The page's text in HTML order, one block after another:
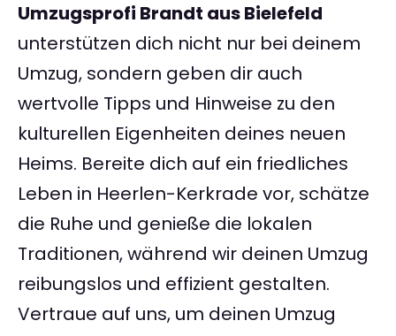
Umzugsprofi Brandt aus Bielefeld
unterstützen dich nicht nur bei deinem
Umzug, sondern geben dir auch
wertvolle Tipps und Hinweise zu den
kulturellen Eigenheiten deines neuen
Heims. Bereite dich auf ein friedliches
Leben in Heerlen-Kerkrade vor, schätze
die Ruhe und genieße die lokalen
Traditionen, während wir deinen Umzug
reibungslos und effizient gestalten.
Vertraue auf uns, um deinen Umzug